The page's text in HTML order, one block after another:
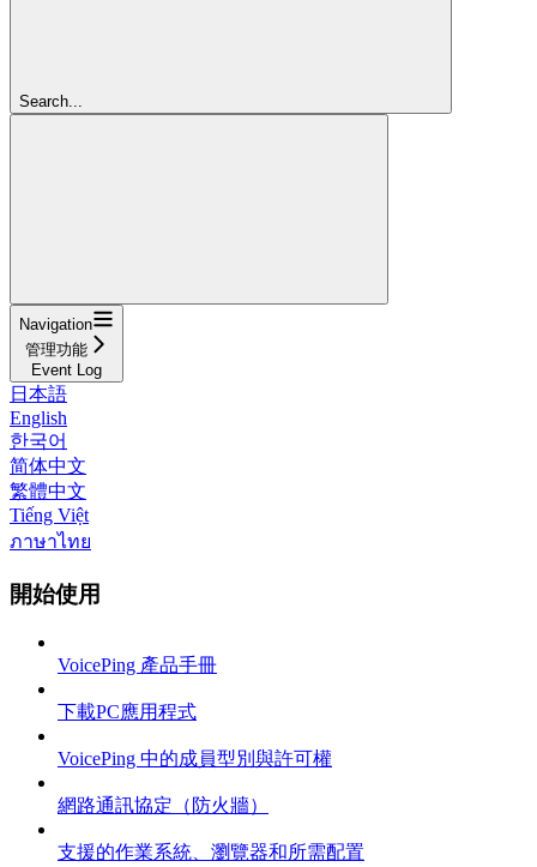
Search...
Navigation
管理功能
Event Log
日本語
English
한국어
简体中文
繁體中文
Tiếng Việt
ภาษาไทย
開始使用
VoicePing 產品手冊
下載PC應用程式
VoicePing 中的成員型別與許可權
網路通訊協定（防火牆）
支援的作業系統、瀏覽器和所需配置